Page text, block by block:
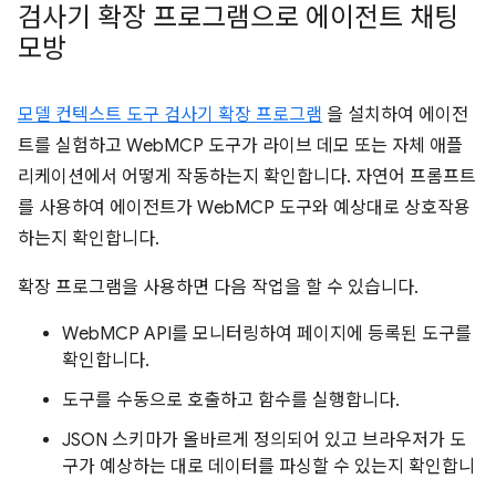
검사기 확장 프로그램으로 에이전트 채팅
모방
모델 컨텍스트 도구 검사기 확장 프로그램 을 설치하여 에이전
트를 실험하고 WebMCP 도구가 라이브 데모 또는 자체 애플
리케이션에서 어떻게 작동하는지 확인합니다. 자연어 프롬프트
를 사용하여 에이전트가 WebMCP 도구와 예상대로 상호작용
하는지 확인합니다.
확장 프로그램을 사용하면 다음 작업을 할 수 있습니다.
WebMCP API를 모니터링하여 페이지에 등록된 도구를
확인합니다.
도구를 수동으로 호출하고 함수를 실행합니다.
JSON 스키마가 올바르게 정의되어 있고 브라우저가 도
구가 예상하는 대로 데이터를 파싱할 수 있는지 확인합니